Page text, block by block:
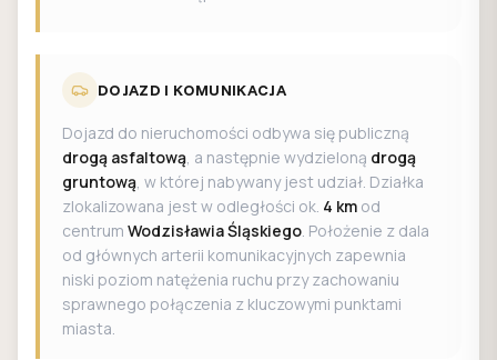
DOJAZD I KOMUNIKACJA
Dojazd do nieruchomości odbywa się publiczną
drogą asfaltową, a następnie wydzieloną drogą
gruntową, w której nabywany jest udział. Działka
zlokalizowana jest w odległości ok. 4 km od
centrum Wodzisławia Śląskiego. Położenie z dala
od głównych arterii komunikacyjnych zapewnia
niski poziom natężenia ruchu przy zachowaniu
sprawnego połączenia z kluczowymi punktami
miasta.